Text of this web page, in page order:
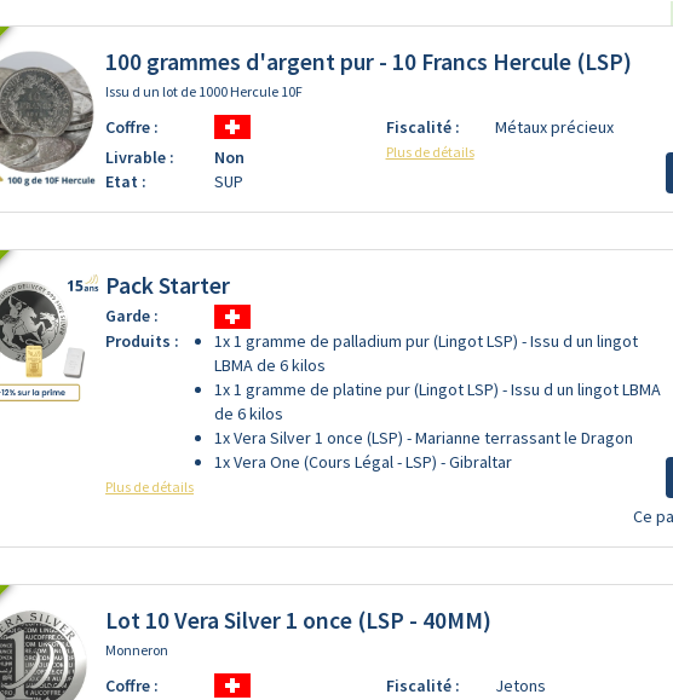
100 grammes d'argent pur - 10 Francs Hercule (LSP)
Issu d un lot de 1000 Hercule 10F
Coffre :
Livrable :
Non
Etat :
SUP
Fiscalité : Métaux précieux
Plus de détails
Pack Starter
Garde :
Produits :
1x 1 gramme de palladium pur (Lingot LSP) - Issu d un lingot
LBMA de 6 kilos
1x 1 gramme de platine pur (Lingot LSP) - Issu d un lingot LBMA
de 6 kilos
1x Vera Silver 1 once (LSP) - Marianne terrassant le Dragon
1x Vera One (Cours Légal - LSP) - Gibraltar
Plus de détails
Ce
Lot 10 Vera Silver 1 once (LSP - 40MM)
Monneron
Coffre :
Fiscalité : Jetons